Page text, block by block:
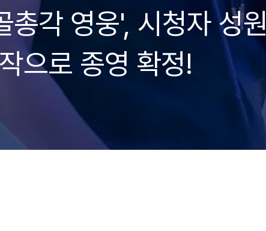
총각 영웅', 시청자 성원
으로 종영 확정!